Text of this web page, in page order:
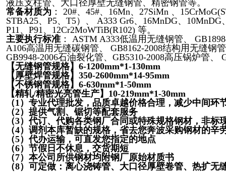
液压支柱管、大口径厚壁无缝钢管、精密钢管等。
常备材质为 ： 20#、45#、16Mn、27SiMn 、
STBA25、P5、T5）、 A333 Gr6、16MnDG、
P11、P91、12Cr2MoWTiB(R102) 等。
主要执行标准： ASTM A333低温用无缝钢管、
A106高温用无缝碳钢管、 GB8162-2008结构用无缝钢
GB9948-2006石油裂化管、GB5310-2008高压锅炉管
【无缝钢管规格】 6-1200mm*1-130mm
【厚壁焊管规格】 350-2600mm*14-95mm
【不锈钢管规格】 6-630mm*1-50mm
【精轧/精密光亮管生产】 10-219mm*1-30mm
（1）专业代理批发，品质卓越价格合理，减少中间环
（2）提供气割、锯切等配套服务
（3）代订、代购各类钢厂合同或特殊规格钢材，非标
（4）调剂本库暂缺的规格，省去您奔波采购钢材的辛
（5）代办运输，可直发您指定的地点
（6）节假日不休息，交货期短
（7）本公司所供钢材均附钢厂原始材质书
（8）可定做：离心浇铸管、大口径厚壁卷管、热扩无